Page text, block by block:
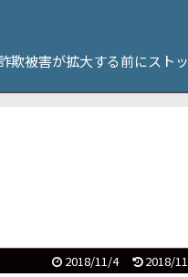
被害が拡大する前にスト
2018/11/4 2018/